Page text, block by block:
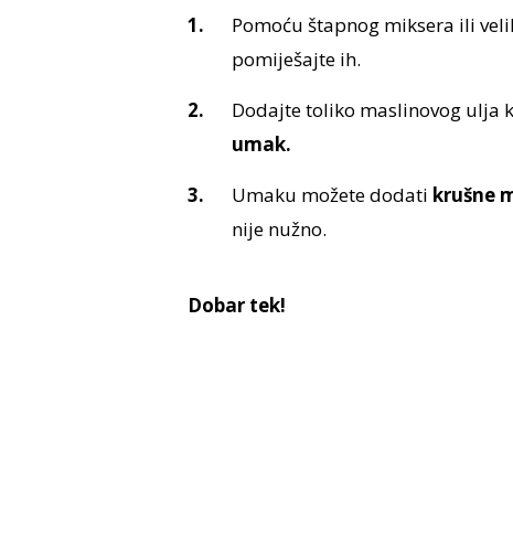
Pomoću štapnog miksera ili
pomiješajte ih.
Dodajte toliko maslinovog ulja
umak.
Umaku možete dodati krušne
nije nužno.
Dobar tek!